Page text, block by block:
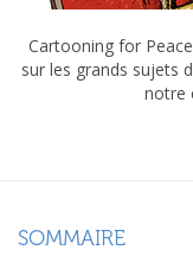
Cartooning for
sur les grands sujets
notre
SOMMAIRE